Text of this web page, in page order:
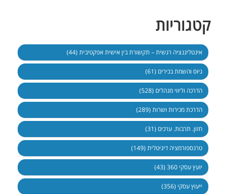
קטגוריות
אינטליגנציה רגשית – תקשורת בין אישית אפקטיבית (44)
גיוס והשמת בכירים (61)
הדרכה וליווי מנהלים (528)
הדרכת מכירות ושרות (289)
חזון. תרבות. ערכים (31)
טרנספורמציה דיגיטלית (149)
יועץ עסקי 360 (43)
ייעוץ עסקי (356)